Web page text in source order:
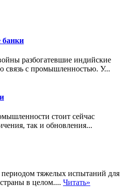
банки
разбогатевшие индийские
связь с промышленностью. У...
стоит сейчас
так и обновления...
тяжелых испытаний для
в целом.... Читать»